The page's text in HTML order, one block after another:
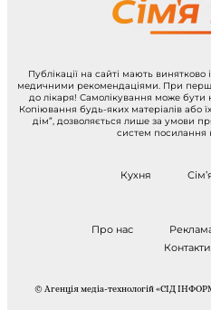
Публікації на сайті мають
медичними рекомендаціями. При
до лікаря! Самолікування може бути
Копіювання будь-яких матеріалів або
дім”, дозволяється лише за умови
систем посилання
Кухня
Про нас
Контакти
© Агенція медіа-технологій «СІД